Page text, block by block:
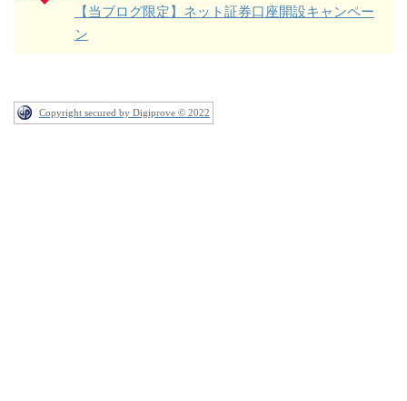
【当ブログ限定】ネット証券口座開設キャンペー
ン
Copyright secured by Digiprove © 2022